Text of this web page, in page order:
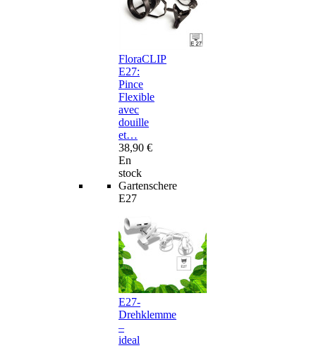
FloraCLIP
E27:
Pince
Flexible
avec
douille
et…
38,90 €
En
stock
Gartenschere
E27
E27-
Drehklemme
–
ideal